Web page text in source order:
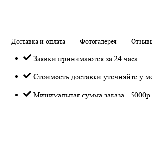
Доставка и оплата Фотогалерея
Заявки принимаются за 24 часа
Стоимость доставки уточняйте у
Минимальная сумма заказа - 5000р